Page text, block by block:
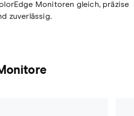
Monitoren gleich, präzise
zuverlässig.